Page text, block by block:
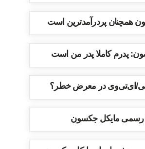
همچنان پردرآمدترین است
پدرم کاملا پدر من است
ای‌تی‌وی در معرض خطر؟